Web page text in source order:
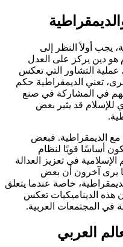
يجب أولاً النظر إلى
هو دين يركز على العدل
التشاور التي تعكس
تعني الديمقراطية حكم
في المشاركة في صنع
للإسلام قد يثير بعض
مع الديمقراطية. فبعض
أساسًا قويًا لنظام
في تعزيز العدالة
يرى آخرون أن بعض
خاصة عندما يتعلق
هذه الديناميكيات تعكس
في المجتمعات العربية.
العربي